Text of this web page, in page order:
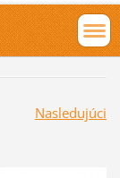
Nasledujúci